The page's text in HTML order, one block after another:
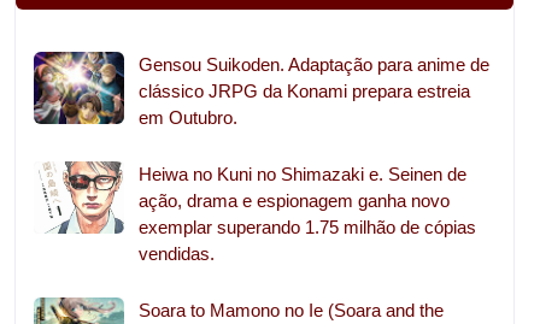
Gensou Suikoden. Adaptação para anime de
clássico JRPG da Konami prepara estreia
em Outubro.
Heiwa no Kuni no Shimazaki e. Seinen de
ação, drama e espionagem ganha novo
exemplar superando 1.75 milhão de cópias
vendidas.
Soara to Mamono no Ie (Soara and the